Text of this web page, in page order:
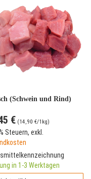
(Schwein und Rind)
€ (14,90 €/1kg)
Steuern, exkl.
in 1-3 Werktagen